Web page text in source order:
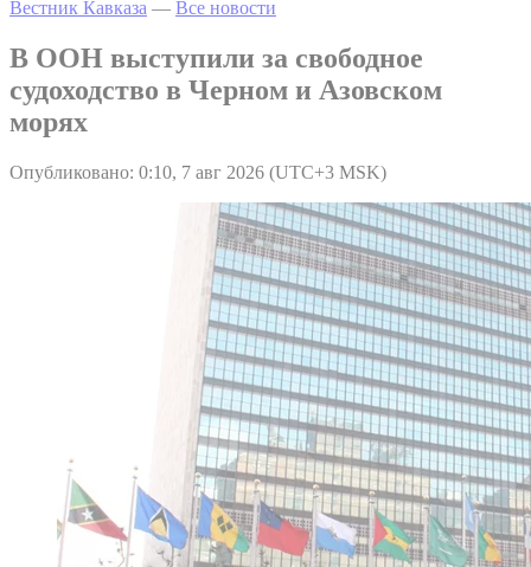
Вестник Кавказа — Все новости
В ООН выступили за свободное
судоходство в Черном и Азовском
морях
Опубликовано: 0:10, 7 авг 2026 (UTC+3 MSK)